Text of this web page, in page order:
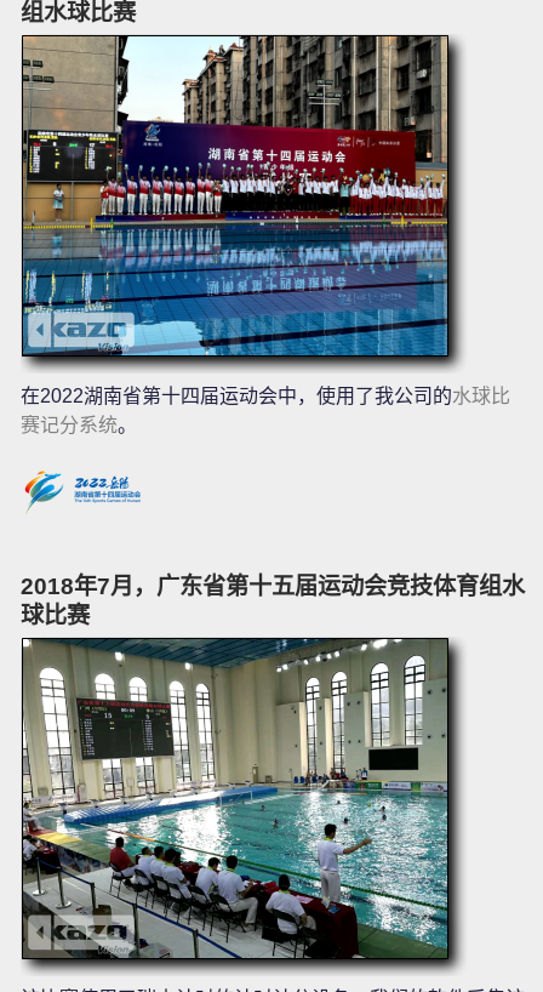
组水球比赛
在2022湖南省第十四届运动会中，使用了我公司的水球比
赛记分系统。
2018年7月，广东省第十五届运动会竞技体育组水
球比赛